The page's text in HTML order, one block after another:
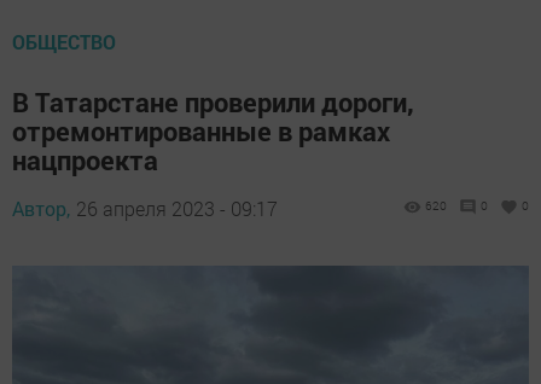
ОБЩЕСТВО
В Татарстане проверили дороги,
отремонтированные в рамках
нацпроекта
Автор, 26 апреля 2023 - 09:17 620 0 0